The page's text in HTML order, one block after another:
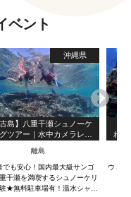
ベント
沖縄県
古島】八重干瀬シュノーケ
ツアー｜水中カメラレン
（２～３ポイント案内）
離島
でも安心！国内最大級サンゴ
干瀬を満喫するシュノーケリ
★無料駐車場有！温水シャワ
れの
ウミガ